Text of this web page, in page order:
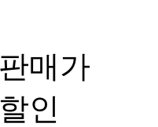
매가
인